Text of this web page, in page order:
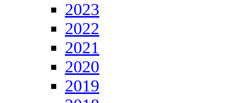
2023
2022
2021
2020
2019